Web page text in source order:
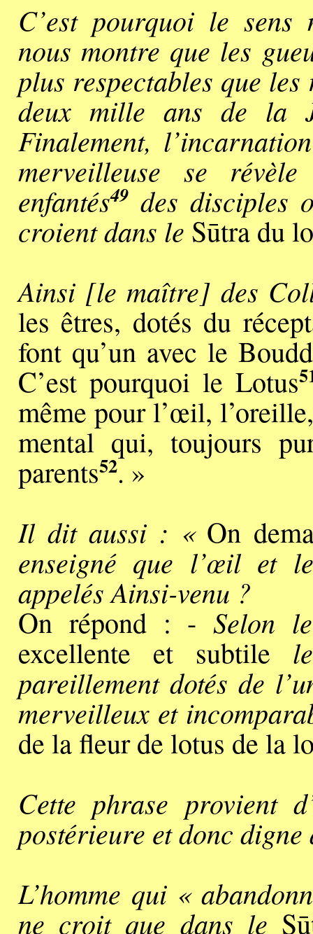
C’est pourquoi le sens
nous montre que les
plus respectables que
deux mille ans de la
Finalement,
merveilleuse se
enfantés49 des disciples
croient dans le Sūtra du
Ainsi [le maître] des
les êtres, dotés du
font qu’un avec le
C’est pourquoi le Lotus
même pour l’œil,
mental qui, toujours
parents52. »
Il dit aussi : «On
enseigné que l’œil et
appelés Ainsi-venu ?
On répond : -Selon le
excellente et subtile
pareillement dotés de
merveilleux et
de la fleur de lotus de la
Cette phrase provient
postérieure et donc digne
L’homme qui «
ne croit que dans le